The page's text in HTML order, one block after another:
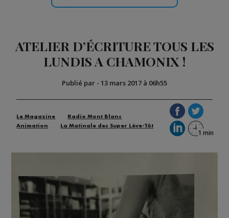
ATELIER D’ÉCRITURE TOUS LES
LUNDIS A CHAMONIX !
Publié par - 13 mars 2017 à 06h55
Le Magazine
Radio Mont Blanc
Animation
La Matinale des Super Lève-Tôt